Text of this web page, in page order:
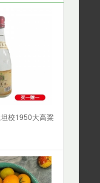
校1950大高粱